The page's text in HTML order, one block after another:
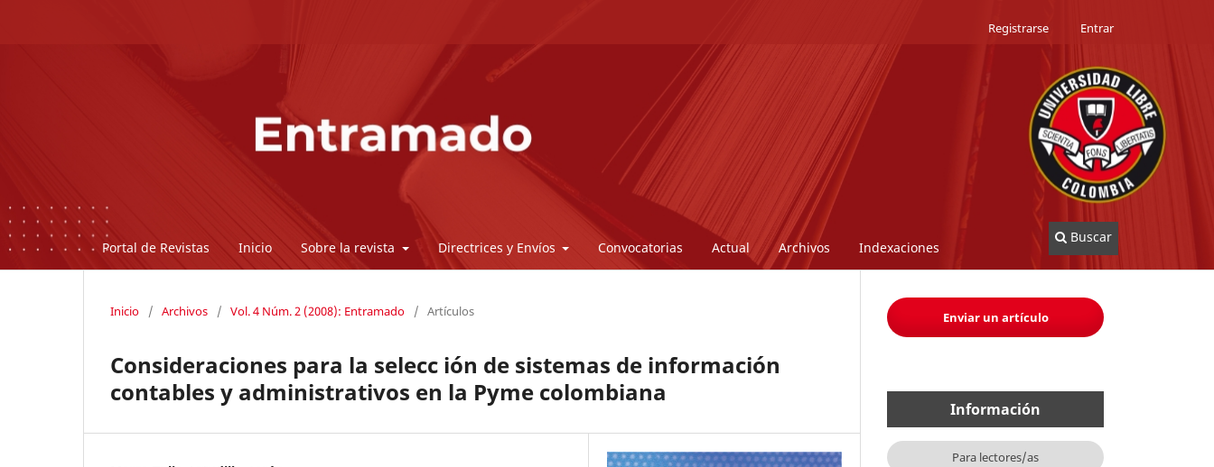
Portal de Revistas Inicio Sobre la revista Directrices y Envíos Convocatorias Actual Archivos Indexaciones
Buscar
Registrarse Entrar
Inicio / Archivos / Vol. 4 Núm. 2 (2008): Entramado / Artículos
Consideraciones para la selecc ión de sistemas de información
contables y administrativos en la Pyme colombiana
Enviar un artículo
Información
Para lectores/as